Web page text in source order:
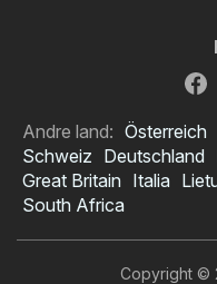
Andre land: Österreich
Schweiz Deutschland
Great Britain Italia
South Africa
Copyright ©